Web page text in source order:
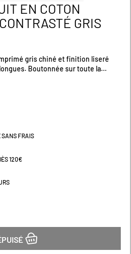
EN COTON
GRIS
gris chiné et finition liseré
Boutonnée sur toute la
SANS FRAIS
120€